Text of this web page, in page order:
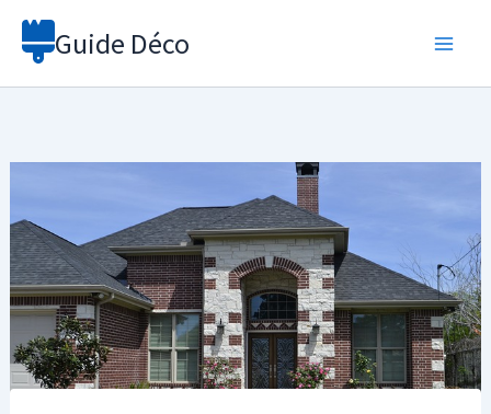
Aller
Guide Déco